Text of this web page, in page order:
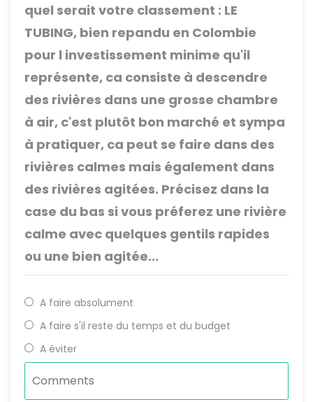
quel serait votre classement : LE
TUBING, bien repandu en Colombie
pour l investissement minime qu'il
représente, ca consiste à descendre
des rivières dans une grosse chambre
à air, c'est plutôt bon marché et sympa
à pratiquer, ca peut se faire dans des
rivières calmes mais également dans
des rivières agitées. Précisez dans la
case du bas si vous préferez une rivière
calme avec quelques gentils rapides
ou une bien agitée...
A faire absolument
A faire s'il reste du temps et du budget
A éviter